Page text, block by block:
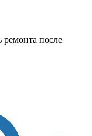
ремонта после